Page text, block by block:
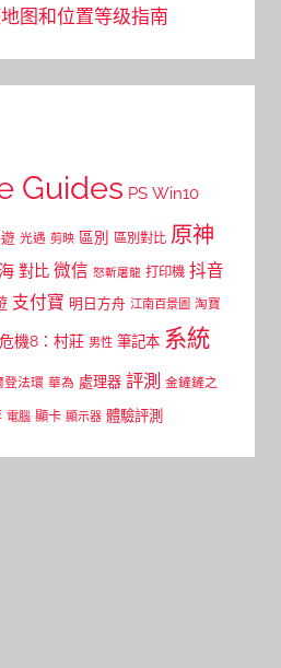
图和位置等级指南
Guides PS Win10
光遇 剪映 區別 區別對比 原神
對比 微信 怒斬屠龍 打印機 抖音
支付寶 明日方舟 江南百景圖 淘寶
機8：村莊 男性 筆記本 系統
登法環 華為 處理器 評測 金鏟鏟之
電腦 顯卡 顯示器 體驗評測